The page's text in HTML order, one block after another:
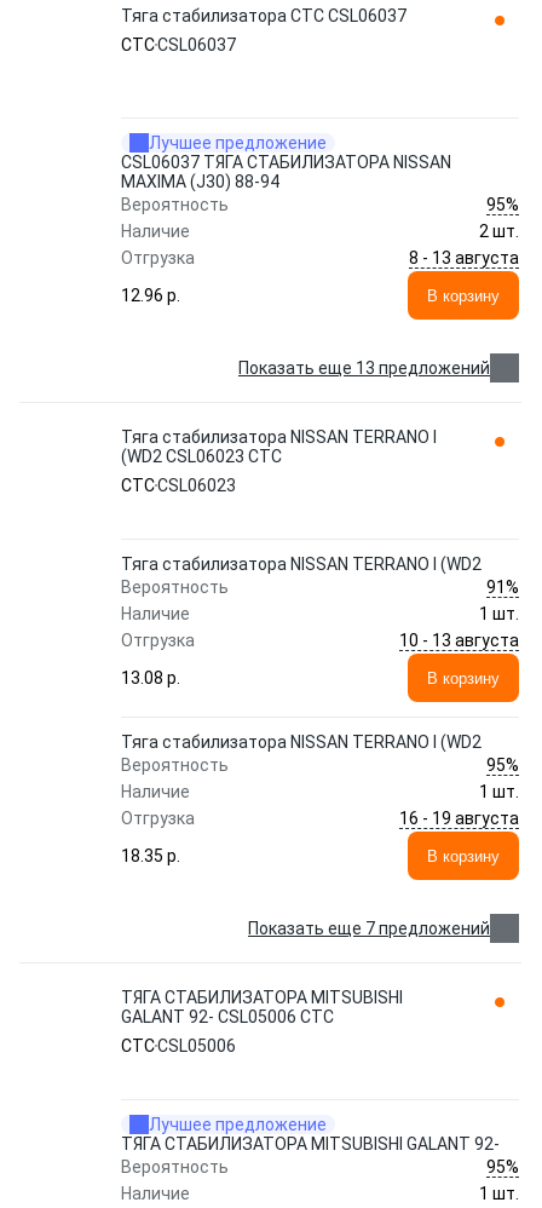
Тяга стабилизатора CTC CSL06037
CTCCSL06037
Лучшее предложение
CSL06037 ТЯГА СТАБИЛИЗАТОРА NISSAN
MAXIMA (J30) 88-94
Вероятность
95%
Наличие
2 шт.
Отгрузка
8 - 13 августа
12.96 p.
В корзину
Показать еще 13 предложений
Тяга стабилизатора NISSAN TERRANO I
(WD2 CSL06023 CTC
CTCCSL06023
Тяга стабилизатора NISSAN TERRANO I (WD2
Вероятность
91%
Наличие
1 шт.
Отгрузка
10 - 13 августа
13.08 p.
В корзину
Тяга стабилизатора NISSAN TERRANO I (WD2
Вероятность
95%
Наличие
1 шт.
Отгрузка
16 - 19 августа
18.35 p.
В корзину
Показать еще 7 предложений
ТЯГА СТАБИЛИЗАТОРА MITSUBISHI
GALANT 92- CSL05006 CTC
CTCCSL05006
Лучшее предложение
ТЯГА СТАБИЛИЗАТОРА MITSUBISHI GALANT 92-
Вероятность
95%
Наличие
1 шт.